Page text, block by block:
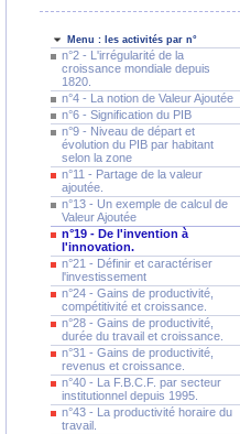
Menu : les activités par n°
n°2 - L'irrégularité de la
croissance mondiale depuis
1820.
n°4 - La notion de Valeur Ajoutée
n°6 - Signification du PIB
n°9 - Niveau de départ et
évolution du PIB par habitant
selon la zone
n°11 - Partage de la valeur
ajoutée.
n°13 - Un exemple de calcul de
Valeur Ajoutée
n°19 - De l'invention à
l'innovation.
n°21 - Définir et caractériser
l'investissement
n°24 - Gains de productivité,
compétitivité et croissance.
n°28 - Gains de productivité,
durée du travail et croissance.
n°31 - Gains de productivité,
revenus et croissance.
n°40 - La F.B.C.F. par secteur
institutionnel depuis 1995.
n°43 - La productivité horaire du
travail.